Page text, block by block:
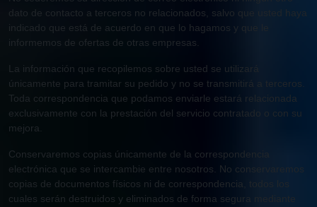
dato de contacto a terceros no relacionados, salvo que usted haya
indicado que está de acuerdo en que lo hagamos y que le
informemos de ofertas de otras empresas.
La información que recopilemos sobre usted se utilizará
únicamente para tramitar su pedido y no se transmitirá a terceros.
Toda correspondencia que podamos enviarle estará relacionada
exclusivamente con la prestación del servicio contratado o con su
mejora.
Conservaremos copias únicamente de la correspondencia
electrónica que se intercambie entre nosotros. No conservaremos
copias de documentos físicos ni de correspondencia, todos los
cuales serán destruidos y eliminados de forma segura mediante